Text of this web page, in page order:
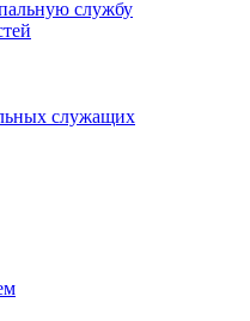
службу
служащих